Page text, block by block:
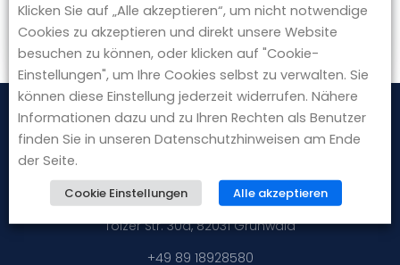
by redaktion
BGA Invest GmbH
Tölzer Str. 30a, 82031 Grünwald
+49 89 18928580
Klicken Sie auf „Alle akzeptieren“, um nicht notwendige
Cookies zu akzeptieren und direkt unsere Website
besuchen zu können, oder klicken auf "Cookie-
Einstellungen", um Ihre Cookies selbst zu verwalten. Sie
können diese Einstellung jederzeit widerrufen. Nähere
Informationen dazu und zu Ihren Rechten als Benutzer
finden Sie in unseren Datenschutzhinweisen am Ende
der Seite.
Cookie Einstellungen Alle akzeptieren